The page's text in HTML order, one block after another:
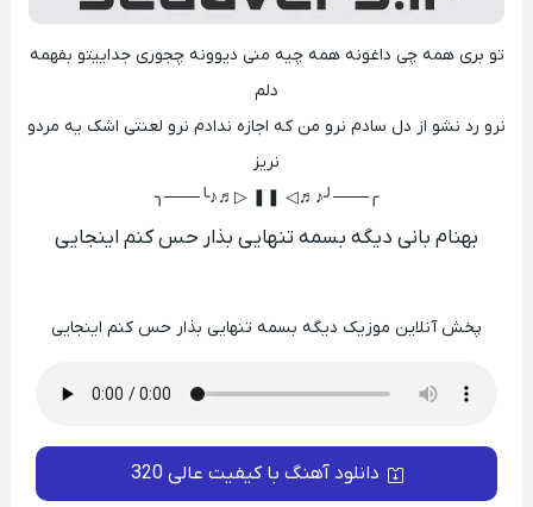
تو بری همه چی داغونه همه چیه منی دیوونه چجوری جداییتو بفهمه
دلم
نرو رد نشو از دل سادم نرو من که اجازه ندادم نرو لعنتی اشک یه مردو
نریز
╭───╯♪♬◁ ❚❚ ▷♬♪╰───╮
بهنام بانی دیگه بسمه تنهایی بذار حس کنم اینجایی
پخش آنلاین موزیک دیگه بسمه تنهایی بذار حس کنم اینجایی
دانلود آهنگ با کیفیت عالی 320